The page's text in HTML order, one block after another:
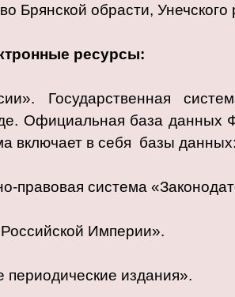
Брянской обрасти, Унечского
ресурсы:
Государственная
Официальная база
включает в себя базы
правовая система
Империи».
издания».